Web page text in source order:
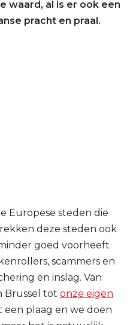
waard, al is er ook een
pracht en praal.
Europese steden die
deze steden ook
goed voorheeft
scammers en
en inslag. Van
Brussel tot onze eigen
een plaag en we doen